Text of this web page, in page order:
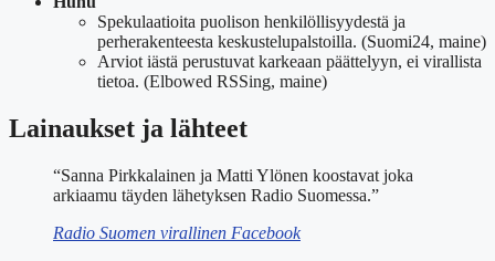
Spekulaatioita puolison henkilöllisyydestä ja
perherakenteesta keskustelupalstoilla. (Suomi24, maine)
Arviot iästä perustuvat karkeaan päättelyyn, ei virallista
tietoa. (Elbowed RSSing, maine)
Lainaukset ja lähteet
“Sanna Pirkkalainen ja Matti Ylönen koostavat joka
arkiaamu täyden lähetyksen Radio Suomessa.”
Radio Suomen virallinen Facebook